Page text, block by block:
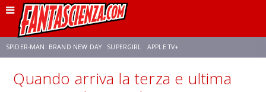
SPIDER-MAN: BRAND NEW DAY SUPERGIRL APPLE TV+
FRANCO RICCIARDIELLO ZENDAYA STAR TREK AVENGERS: DOOMSDAY
Quando arriva la terza e ultima